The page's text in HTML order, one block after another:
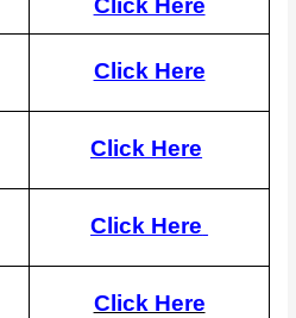
Click Here
Click Here
Click Here
Click Here
Click Here